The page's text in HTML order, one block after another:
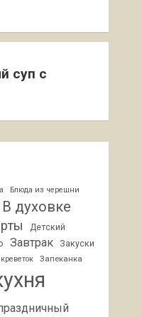
суп с
Блюда из черешни
В духовке
Детский
Завтрак
Закуски
Запеканка